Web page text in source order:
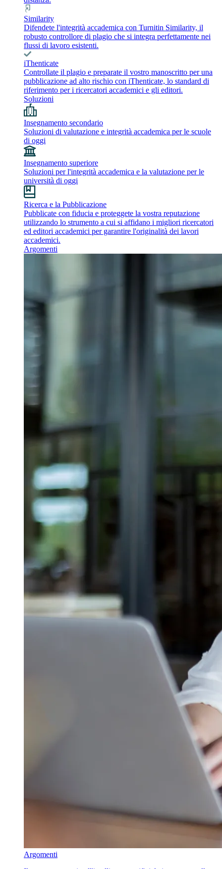
Similarity
Difendete l'integrità accademica con Turnitin Similarity, il
robusto controllore di plagio che si integra perfettamente nei
flussi di lavoro esistenti.
iThenticate
Controllate il plagio e preparate il vostro manoscritto per una
pubblicazione ad alto rischio con iThenticate, lo standard di
riferimento per i ricercatori accademici e gli editori.
Soluzioni
Insegnamento secondario
Soluzioni di valutazione e integrità accademica per le scuole
di oggi
Insegnamento superiore
Soluzioni per l'integrità accademica e la valutazione per le
università di oggi
Ricerca e la Pubblicazione
Pubblicate con fiducia e proteggete la vostra reputazione
utilizzando lo strumento a cui si affidano i migliori ricercatori
ed editori accademici per garantire l'originalità dei lavori
accademici.
Argomenti
Argomenti